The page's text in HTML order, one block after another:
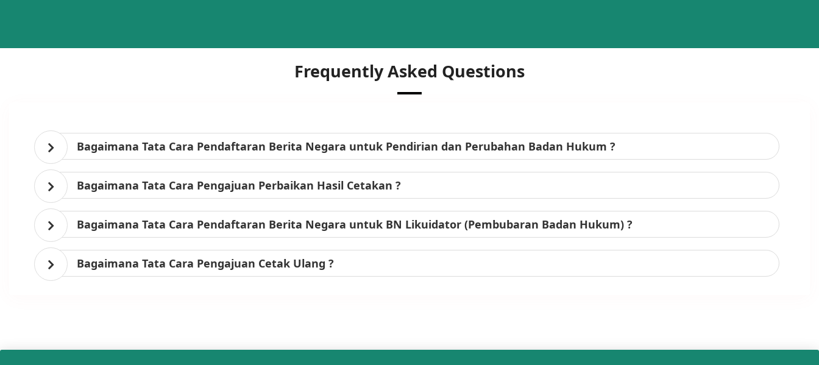
Frequently Asked Questions
Bagaimana Tata Cara Pendaftaran Berita Negara untuk Pendirian dan Perubahan Badan Hukum ?
Bagaimana Tata Cara Pengajuan Perbaikan Hasil Cetakan ?
Bagaimana Tata Cara Pendaftaran Berita Negara untuk BN Likuidator (Pembubaran Badan Hukum) ?
Bagaimana Tata Cara Pengajuan Cetak Ulang ?